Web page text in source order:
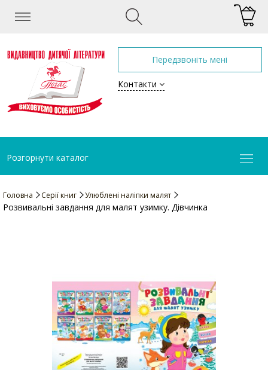
Передзвоніть мені
Контакти
Розгорнути каталог
Головна Серії книг Улюблені наліпки малят
Розвивальні завдання для малят узимку. Дівчинка